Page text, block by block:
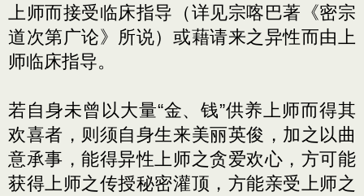
上师而接受临床指导（详见宗喀巴著《密宗
道次第广论》所说）或藉请来之异性而由上
师临床指导。
若自身未曾以大量“金、钱”供养上师而得其
欢喜者，则须自身生来美丽英俊，加之以曲
意承事，能得异性上师之贪爱欢心，方可能
获得上师之传授秘密灌顶，方能亲受上师之